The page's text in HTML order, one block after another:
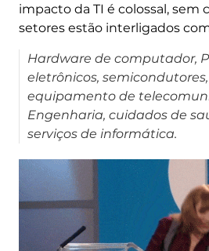
impacto da TI é colossal, sem
setores estão interligados
Hardware de computador,
eletrônicos,
equipamento de
Engenharia, cuidados de
serviços de informática.